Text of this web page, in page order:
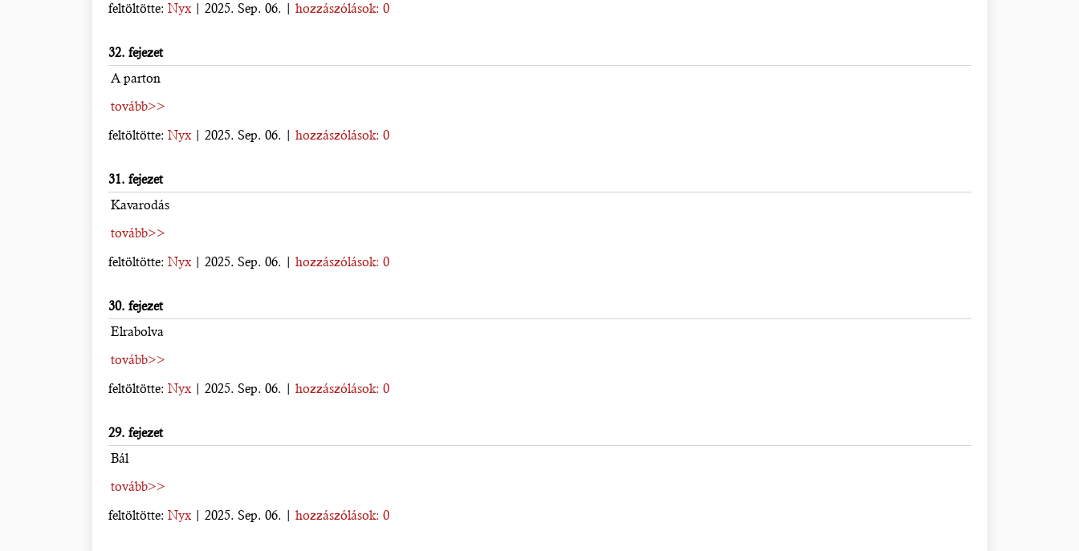
feltöltötte: Nyx| 2025. Sep. 06. | hozzászólások: 0
32. fejezet
A parton
tovább>>
feltöltötte: Nyx| 2025. Sep. 06. | hozzászólások: 0
31. fejezet
Kavarodás
tovább>>
feltöltötte: Nyx| 2025. Sep. 06. | hozzászólások: 0
30. fejezet
Elrabolva
tovább>>
feltöltötte: Nyx| 2025. Sep. 06. | hozzászólások: 0
29. fejezet
Bál
tovább>>
feltöltötte: Nyx| 2025. Sep. 06. | hozzászólások: 0